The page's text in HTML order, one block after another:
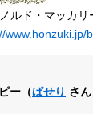
ルド・マッカリ
www.honzuki.jp/
ー（ぱせり さん